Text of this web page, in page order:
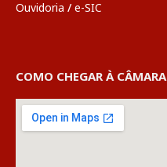
Ouvidoria / e-SIC
COMO CHEGAR À CÂMARA